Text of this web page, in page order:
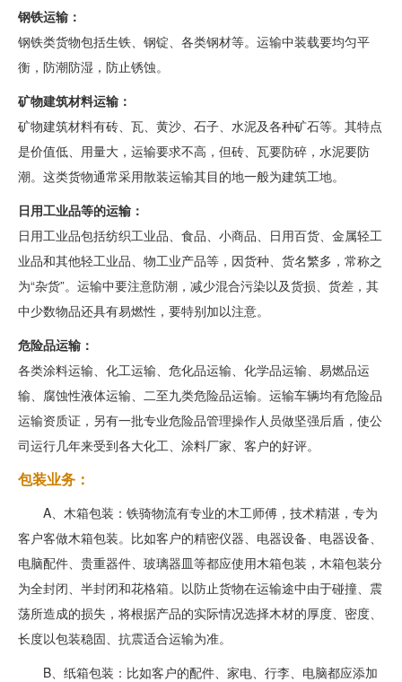
钢铁运输：
钢铁类货物包括生铁、钢锭、各类钢材等。运输中装载要均匀平
衡，防潮防湿，防止锈蚀。
矿物建筑材料运输：
矿物建筑材料有砖、瓦、黄沙、石子、水泥及各种矿石等。其特点
是价值低、用量大，运输要求不高，但砖、瓦要防碎，水泥要防
潮。这类货物通常采用散装运输其目的地一般为建筑工地。
日用工业品等的运输：
日用工业品包括纺织工业品、食品、小商品、日用百货、金属轻工
业品和其他轻工业品、物工业产品等，因货种、货名繁多，常称之
为“杂货”。运输中要注意防潮，减少混合污染以及货损、货差，其
中少数物品还具有易燃性，要特别加以注意。
危险品运输：
各类涂料运输、化工运输、危化品运输、化学品运输、易燃品运
输、腐蚀性液体运输、二至九类危险品运输。运输车辆均有危险品
运输资质证，另有一批专业危险品管理操作人员做坚强后盾，使公
司运行几年来受到各大化工、涂料厂家、客户的好评。
包装业务：
A、木箱包装：铁骑物流有专业的木工师傅，技术精湛，专为
客户客做木箱包装。比如客户的精密仪器、电器设备、电器设备、
电脑配件、贵重器件、玻璃器皿等都应使用木箱包装，木箱包装分
为全封闭、半封闭和花格箱。以防止货物在运输途中由于碰撞、震
荡所造成的损失，将根据产品的实际情况选择木材的厚度、密度、
长度以包装稳固、抗震适合运输为准。
B、纸箱包装：比如客户的配件、家电、行李、电脑都应添加